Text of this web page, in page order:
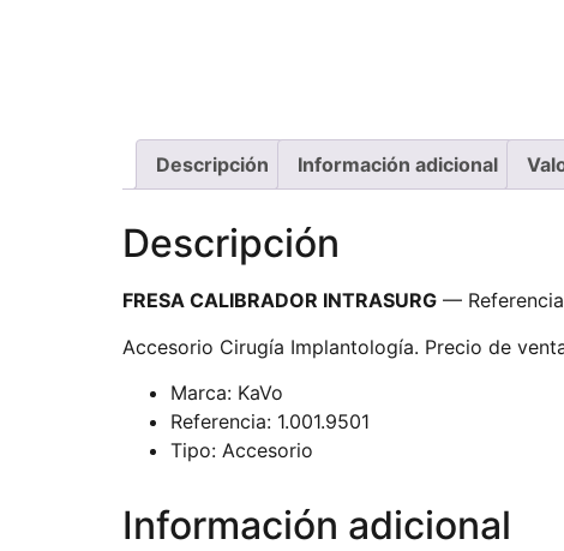
Descripción Información adicional
Descripción
FRESA CALIBRADOR INTRASURG —
Accesorio Cirugía Implantología. Precio de
Marca: KaVo
Referencia: 1.001.9501
Tipo: Accesorio
Información adicional